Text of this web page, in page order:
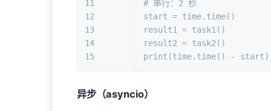
11
12
13
14
15
# 串行：2 秒
start = time.time()
result1 = task1()
result2 = task2()
print (time.time() -
异步（asyncio）